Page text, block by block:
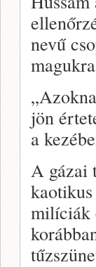
nevű
jön
a
A gázai
milíciák